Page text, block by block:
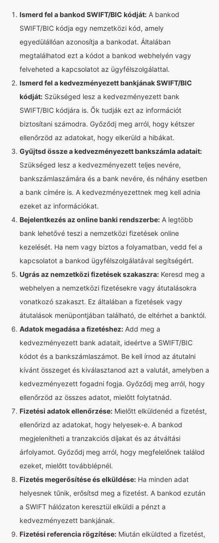
Ismerd fel a bankod SWIFT/BIC kódját: A bankod
SWIFT/BIC kódja egy nemzetközi kód, amely
egyedülállóan azonosítja a bankodat. Általában
megtalálhatod ezt a kódot a bankod webhelyén vagy
felveheted a kapcsolatot az ügyfélszolgálattal.
Ismerd fel a kedvezményezett bankjának SWIFT/BIC
kódját: Szükséged lesz a kedvezményezett bank
SWIFT/BIC kódjára is. Ők tudják ezt az információt
biztosítani számodra. Győződj meg arról, hogy kétszer
ellenőrzöd az adatokat, hogy elkerüld a hibákat.
Gyűjtsd össze a kedvezményezett bankszámla adatait:
Szükséged lesz a kedvezményezett teljes nevére,
bankszámlaszámára és a bank nevére, és néhány esetben
a bank címére is. A kedvezményezettnek meg kell adnia
ezeket az információkat.
Bejelentkezés az online banki rendszerbe: A legtöbb
bank lehetővé teszi a nemzetközi fizetések online
kezelését. Ha nem vagy biztos a folyamatban, vedd fel a
kapcsolatot a bankod ügyfélszolgálatával segítségért.
Ugrás az nemzetközi fizetések szakaszra: Keresd meg a
webhelyen a nemzetközi fizetésekre vagy átutalásokra
vonatkozó szakaszt. Ez általában a fizetések vagy
átutalások menüpontjában található, de eltérhet a banktól.
Adatok megadása a fizetéshez: Add meg a
kedvezményezett bank adatait, ideértve a SWIFT/BIC
kódot és a bankszámlaszámot. Be kell írnod az átutalni
kívánt összeget és kiválasztanod azt a valutát, amelyben a
kedvezményezett fogadni fogja. Győződj meg arról, hogy
ellenőrzöd az összes adatot, mielőtt folytatnád.
Fizetési adatok ellenőrzése: Mielőtt elküldenéd a fizetést,
ellenőrizd az adatokat, hogy helyesek-e. A bankod
megjelenítheti a tranzakciós díjakat és az átváltási
árfolyamot. Győződj meg arról, hogy megfelelőnek találod
ezeket, mielőtt továbblépnél.
Fizetés megerősítése és elküldése: Ha minden adat
helyesnek tűnik, erősítsd meg a fizetést. A bankod ezután
a SWIFT hálózaton keresztül elküldi a pénzt a
kedvezményezett bankjának.
Fizetési referencia rögzítése: Miután elküldted a fizetést,